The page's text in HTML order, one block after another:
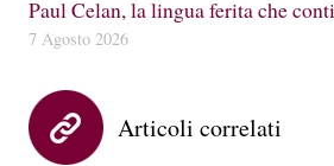
Paul Celan, la lingua ferita che
7 Agosto 2026
Articoli correlati